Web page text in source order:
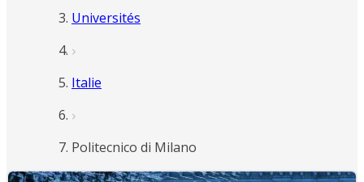
Universités
Italie
Politecnico di Milano